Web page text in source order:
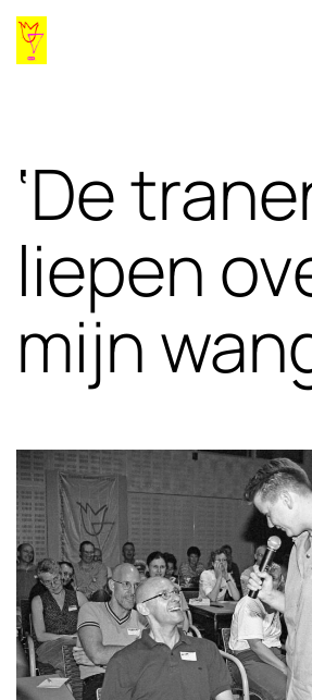
Ga
naarGaygames98.ihlia.nl
‘De
liepen
mijn